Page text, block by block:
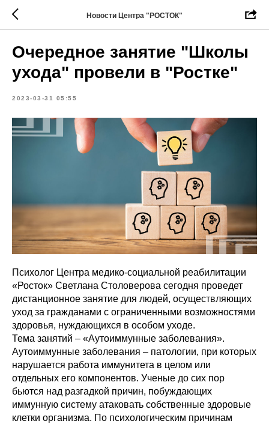
Новости Центра "РОСТОК"
Очередное занятие "Школы
ухода" провели в "Ростке"
2023-03-31 05:55
Психолог Центра медико-социальной реабилитации
«Росток» Светлана Столоверова сегодня проведет
дистанционное занятие для людей, осуществляющих
уход за гражданами с ограниченными возможностями
здоровья, нуждающихся в особом уходе.
Тема занятий – «Аутоиммунные заболевания».
Аутоиммунные заболевания – патологии, при которых
нарушается работа иммунитета в целом или
отдельных его компонентов. Ученые до сих пор
бьются над разгадкой причин, побуждающих
иммунную систему атаковать собственные здоровые
клетки организма. По психологическим причинам